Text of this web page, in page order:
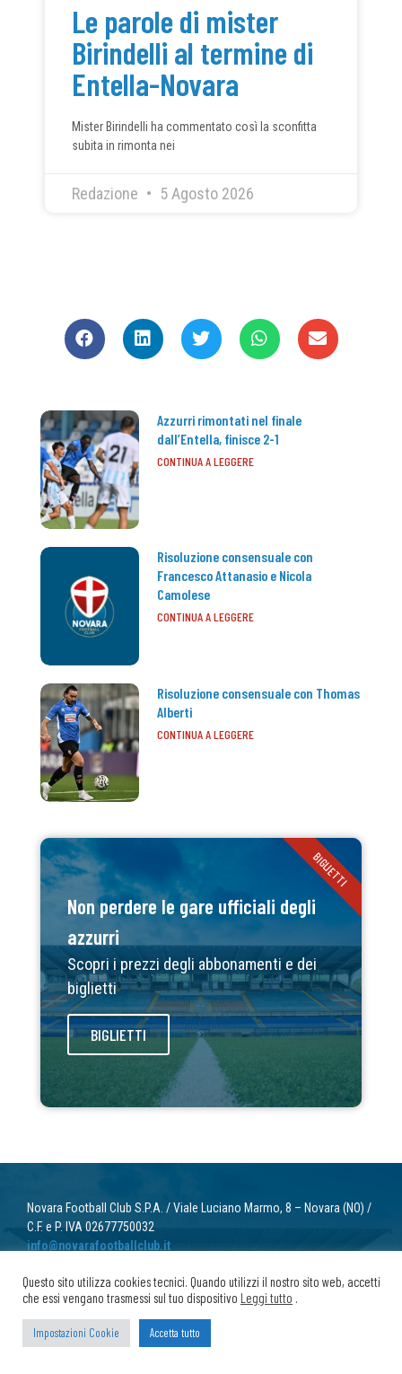
Le parole di mister
Birindelli al termine di
Entella-Novara
Mister Birindelli ha commentato così la sconfitta
subita in rimonta nei
Redazione 5 Agosto 2026
Azzurri rimontati nel finale
dall’Entella, finisce 2-1
CONTINUA A LEGGERE
Risoluzione consensuale con
Francesco Attanasio e Nicola
Camolese
CONTINUA A LEGGERE
Risoluzione consensuale con Thomas
Alberti
CONTINUA A LEGGERE
Non perdere le gare ufficiali degli
azzurri
Scopri i prezzi degli abbonamenti e dei
biglietti
BIGLIETTI
BIGLIETTI
Novara Football Club S.P.A. / Viale Luciano Marmo, 8 – Novara (NO) /
C.F. e P. IVA 02677750032
info@novarafootballclub.it
© 2022 Novara Football Club. Tutti i diritti riservati.
Privacy/ Cookie
Questo sito utilizza cookies tecnici. Quando utilizzi il nostro sito web, accetti
che essi vengano trasmessi sul tuo dispositivo Leggi tutto .
Impostazioni Cookie Accetta tutto